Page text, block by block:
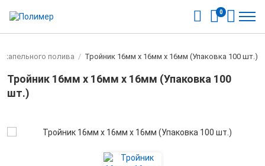
0
капельного полива / Тройник 16мм х 16мм х 16мм (Упаковка 100 шт.)
Тройник 16мм х 16мм х 16мм (Упаковка 100
шт.)